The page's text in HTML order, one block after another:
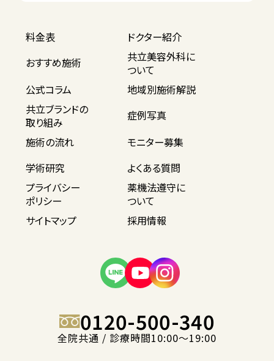
料金表
ドクター紹介
おすすめ施術
共立美容外科に
ついて
公式コラム
地域別施術解説
共立ブランドの
取り組み
症例写真
施術の流れ
モニター募集
学術研究
よくある質問
プライバシー
ポリシー
薬機法遵守に
ついて
サイトマップ
採用情報
0120-500-340
全院共通 / 診療時間10:00〜19:00